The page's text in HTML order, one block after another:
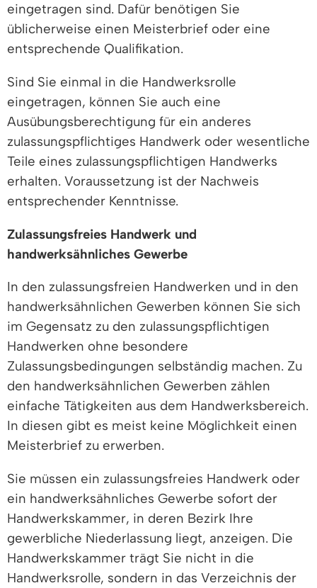
eingetragen sind. Dafür benötigen Sie
üblicherweise einen Meisterbrief oder eine
entsprechende Qualifikation.
Sind Sie einmal in die Handwerksrolle
eingetragen, können Sie auch eine
Ausübungsberechtigung für ein anderes
zulassungspflichtiges Handwerk oder wesentliche
Teile eines zulassungspflichtigen Handwerks
erhalten. Voraussetzung ist der Nachweis
entsprechender Kenntnisse.
Zulassungsfreies Handwerk und
handwerksähnliches Gewerbe
In den zulassungsfreien Handwerken und in den
handwerksähnlichen Gewerben können Sie sich
im Gegensatz zu den zulassungspflichtigen
Handwerken ohne besondere
Zulassungsbedingungen selbständig machen. Zu
den handwerksähnlichen Gewerben zählen
einfache Tätigkeiten aus dem Handwerksbereich.
In diesen gibt es meist keine Möglichkeit einen
Meisterbrief zu erwerben.
Sie müssen ein zulassungsfreies Handwerk oder
ein handwerksähnliches Gewerbe sofort der
Handwerkskammer, in deren Bezirk Ihre
gewerbliche Niederlassung liegt, anzeigen. Die
Handwerkskammer trägt Sie nicht in die
Handwerksrolle, sondern in das Verzeichnis der